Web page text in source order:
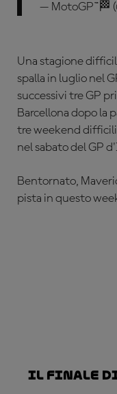
— MotoGP™🏁
Una stagione
spalla in luglio nel
successivi tre GP
Barcellona dopo la
tre weekend
nel sabato del GP
Bentornato,
pista in questo
Il finale di